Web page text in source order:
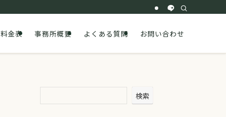
料金表 事務所概要 よくある質問 お問い合わせ
検索